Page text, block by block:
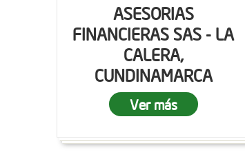
ASESORIAS
FINANCIERAS SAS - LA
CALERA,
CUNDINAMARCA
Ver más